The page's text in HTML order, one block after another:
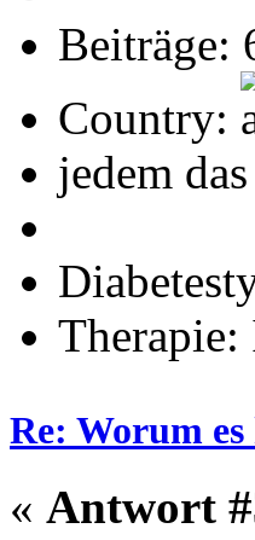
Beiträge:
Country:
jedem
Therapie:
Re: Worum
« Antwort